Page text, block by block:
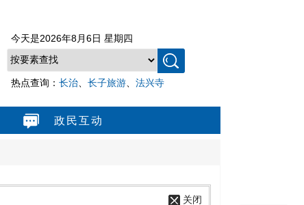
今天是2026年8月6日 星期四
热点查询： 长治 长子旅游 法兴寺
政民互动
关闭